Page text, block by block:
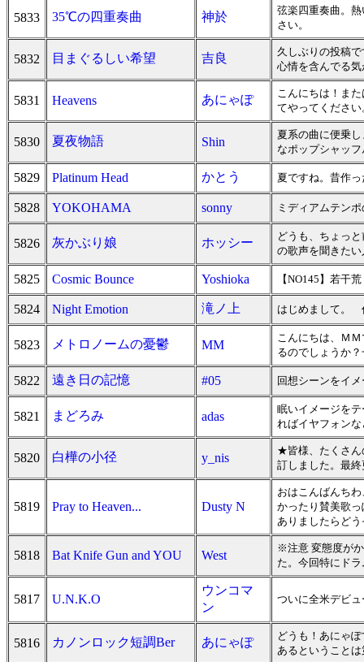
5833 35℃の四重奏曲 神於
弦楽四重奏曲。
さい。
5832 目まぐるしい希望 吉良
久しぶりの投稿
心情を含んでる
5831 Heavens あにゃぽ
こんにちは！ま
てやってくださ
5830 夏夜物語 Shin
夏系の曲に便乗
なポップシャッ
5829 Platinum Head かとう 夏ですね。昔作
5828 YOKOHAMA sonny ミディアムテン
5826 灰かぶり娘 ホッシー
どうも、ちょっ
の歌声を聞きた
5825 Cosmic Bounce Yoshioka 【NO145】若干
5824 Night Emotion 滝ノ上 はじめまして。
5823 メトロノームの憂鬱 MM
こんにちは、Ｍ
るのでしょうか
5822 遠き日の記憶 #05 回想シーンをイ
5821 まどろみ adas
眠いイメージを
ればイヤフォン
5820 白樺の小径 y_nis
★皆様、たくさん
訂しました。最
5819 Pray to Heaven... Dusty N
おはこんばんち
かったり賛美歌
ありましたらどう
5818 Bat Knife Gun and YOU West
※注意 変態度が
た。今回特にド
5817 U.N.K.O
ウンコマ
ン
ついに全米デビュ
5816 カノンロック短調Ber あにゃぽ
どうも！あにゃ
あるということ